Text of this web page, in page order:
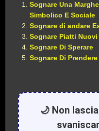
Sognare Una
Simbolico E Sociale
Sognare di andare
Sognare Piatti Nuovi
Sognare Di Sperare
Sognare Di
🌙 Non